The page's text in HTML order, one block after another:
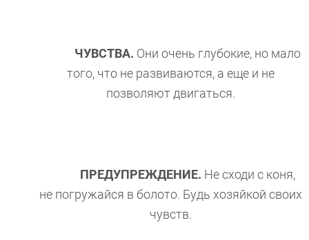
ЧУВСТВА. Они очень глубокие, но мало
того, что не развиваются, а еще и не
позволяют двигаться.
ПРЕДУПРЕЖДЕНИЕ. Не сходи с коня,
не погружайся в болото. Будь хозяйкой своих
чувств.